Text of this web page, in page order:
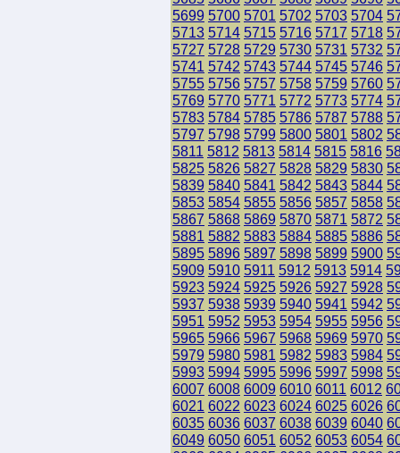
5699 5700 5701 5702 5703 5704
5713 5714 5715 5716 5717 5718
5727 5728 5729 5730 5731 5732
5741 5742 5743 5744 5745 5746
5755 5756 5757 5758 5759 5760
5769 5770 5771 5772 5773 5774
5783 5784 5785 5786 5787 5788
5797 5798 5799 5800 5801 5802
5811 5812 5813 5814 5815 5816
5825 5826 5827 5828 5829 5830
5839 5840 5841 5842 5843 5844
5853 5854 5855 5856 5857 5858
5867 5868 5869 5870 5871 5872
5881 5882 5883 5884 5885 5886
5895 5896 5897 5898 5899 5900
5909 5910 5911 5912 5913 5914
5923 5924 5925 5926 5927 5928
5937 5938 5939 5940 5941 5942
5951 5952 5953 5954 5955 5956
5965 5966 5967 5968 5969 5970
5979 5980 5981 5982 5983 5984
5993 5994 5995 5996 5997 5998
6007 6008 6009 6010 6011 6012
6021 6022 6023 6024 6025 6026
6035 6036 6037 6038 6039 6040
6049 6050 6051 6052 6053 6054